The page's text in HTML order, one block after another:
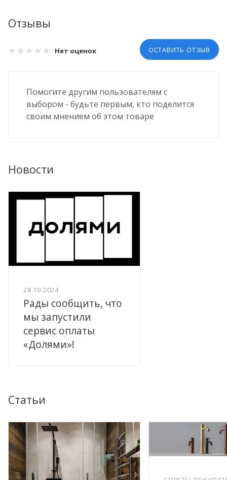
Отзывы
Нет оценок ОСТАВИТЬ ОТЗЫВ
Помогите другим пользователям с
выбором - будьте первым, кто поделится
своим мнением об этом товаре
Новости
28.10.2024
Рады сообщить, что
мы запустили
сервис оплаты
«Долями»!
Статьи